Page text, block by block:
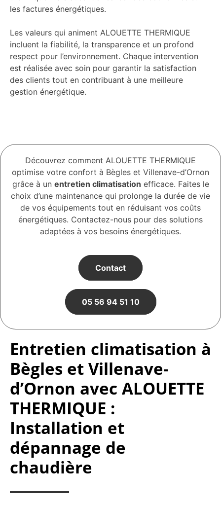
les factures énergétiques.
Les valeurs qui animent ALOUETTE THERMIQUE
incluent la fiabilité, la transparence et un profond
respect pour l’environnement. Chaque intervention
est réalisée avec soin pour garantir la satisfaction
des clients tout en contribuant à une meilleure
gestion énergétique.
Découvrez comment ALOUETTE THERMIQUE
optimise votre confort à Bègles et Villenave-d’Ornon
grâce à un entretien climatisation efficace. Faites le
choix d’une maintenance qui prolonge la durée de vie
de vos équipements tout en réduisant vos coûts
énergétiques. Contactez-nous pour des solutions
adaptées à vos besoins énergétiques.
Contact
05 56 94 51 10
Entretien climatisation à
Bègles et Villenave-
d’Ornon avec ALOUETTE
THERMIQUE :
Installation et
dépannage de
chaudière